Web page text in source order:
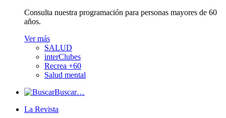
Consulta nuestra programación para personas mayores de 60
años.
Ver más
SALUD
interClubes
Recrea +60
Salud mental
Buscar…
La Revista